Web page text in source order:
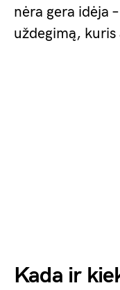
nėra gera idėja
uždegimą, kuris
Kada ir